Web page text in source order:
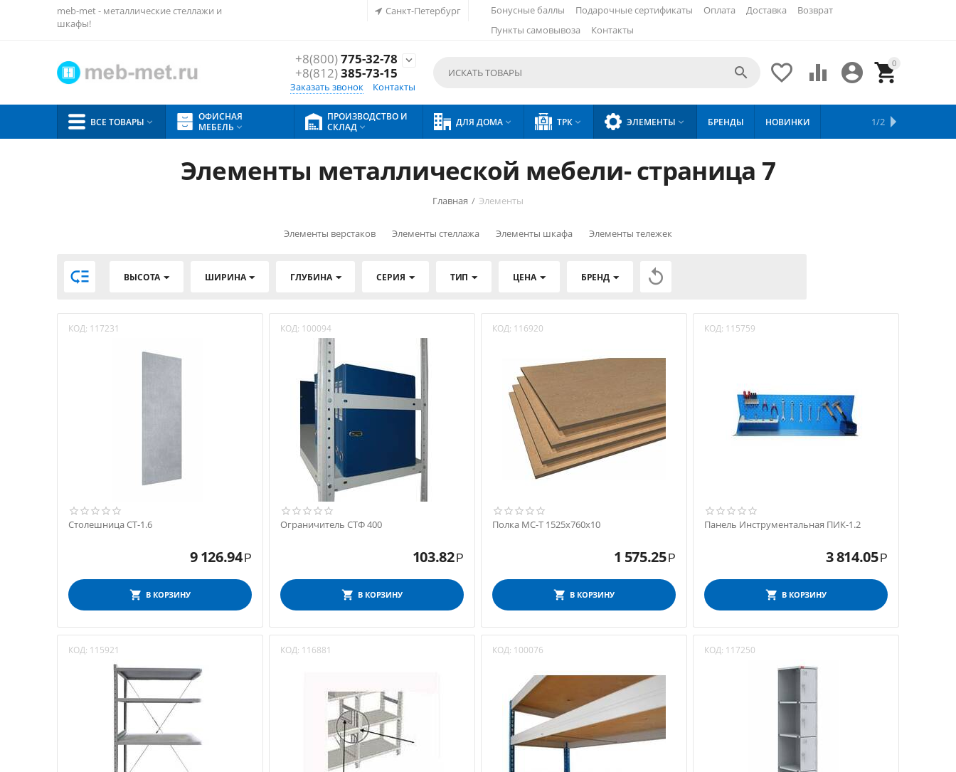
meb-met - металлические стеллажи и
шкафы!
Санкт-Петербург Бонусные баллы Подарочные сертификаты Оплата Доставка
Возврат
Пункты самовывоза
Контакты
+8(800)775-32-78
+8(812)385-73-15

Заказать звонок Контакты
0


 

ВСЕ ТОВАРЫ 
ОФИСНАЯ
МЕБЕЛЬ 
ПРОИЗВОДСТВО И
СКЛАД  ДЛЯ ДОМА  ТРК  ЭЛЕМЕНТЫ  БРЕНДЫ НОВИНКИ 1/2
Элементы металлической мебели- страница 7
Главная / Элементы
Элементы верстаков Элементы стеллажа Элементы шкафа Элементы тележек
 ВЫСОТА ШИРИНА ГЛУБИНА СЕРИЯ ТИП ЦЕНА БРЕНД 
КОД: 117231
Столешница СТ-1.6
9 126.94 Р
В КОРЗИНУ
КОД: 100094
Ограничитель СТФ 400
103.82 Р
В КОРЗИНУ
КОД: 116920
Полка МС-Т 1525х760х10
1 575.25 Р
В КОРЗИНУ
КОД: 115759
Панель Инструментальная ПИК-1.2
3 814.05 Р
В КОРЗИНУ
КОД: 115921 КОД: 116881 КОД: 100076 КОД: 117250